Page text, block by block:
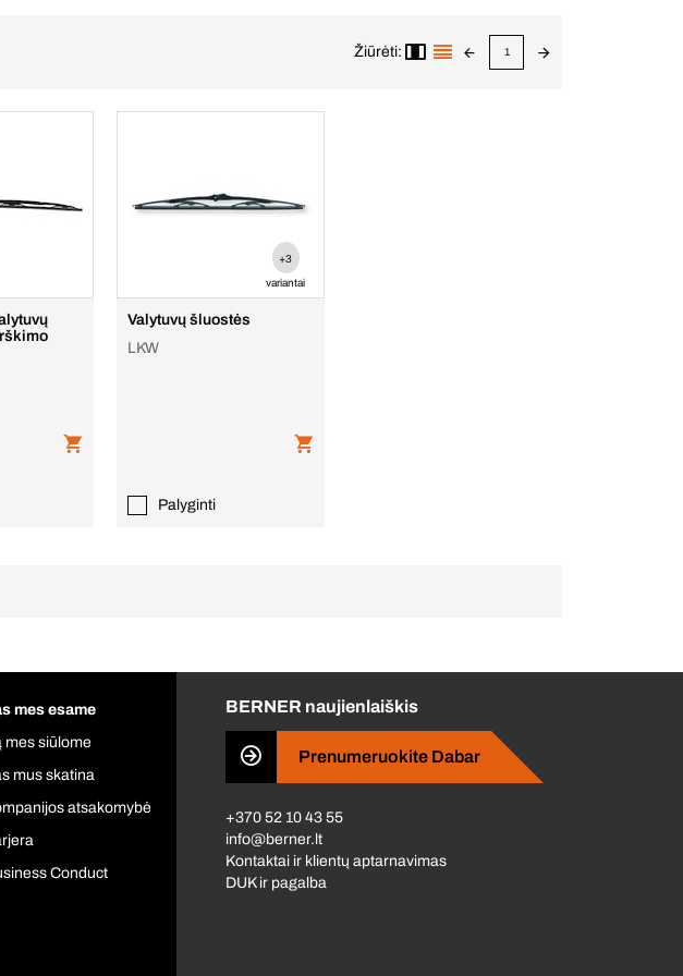
Žiūrėti: 1
+3
variantai
Valytuvų šluostės
LKW
Palyginti
mes esame
mes siūlome
mus skatina
atsakomybė
Conduct
BERNER naujienlaiškis
Prenumeruokite Dabar
+370 52 10 43 55
info@berner.lt
Kontaktai ir klientų aptarnavimas
DUK ir pagalba